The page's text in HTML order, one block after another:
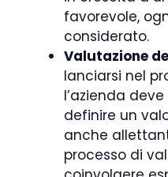
favorevole,
considerato.
Valutazione
lanciarsi nel
l’azienda
definire un
anche
processo di